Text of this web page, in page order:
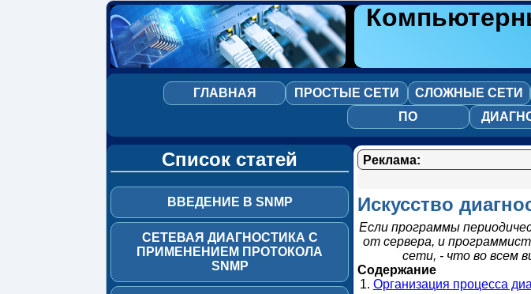
ГЛАВНАЯ ПРОСТЫЕ СЕТИ СЛОЖНЫЕ СЕТИ
ПО
Список статей
ВВЕДЕНИЕ В SNMP
СЕТЕВАЯ ДИАГНОСТИКА С
ПРИМЕНЕНИЕМ ПРОТОКОЛА
SNMP
Реклама:
Искусство
Если программы
от сервера, и
сети, - что во всем
Содержание
Организация процесса